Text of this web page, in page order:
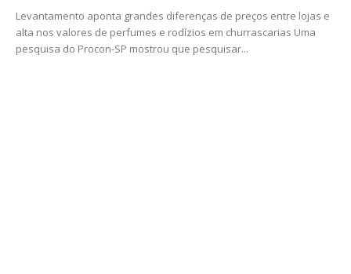
Levantamento aponta grandes diferenças de preços entre lojas e
alta nos valores de perfumes e rodízios em churrascarias Uma
pesquisa do Procon-SP mostrou que pesquisar...